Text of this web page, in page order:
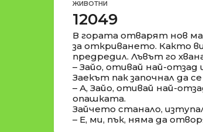
ЖИВОТНИ
12049
В гората отварят нов
за откриването. Както
предредил. Лъвът го
– Зайо, отивай най-
Заекът пак започнал да
– А, Зайо, отивай най-
опашката.
Зайчето станало,
– Е, ми, пък, няма да